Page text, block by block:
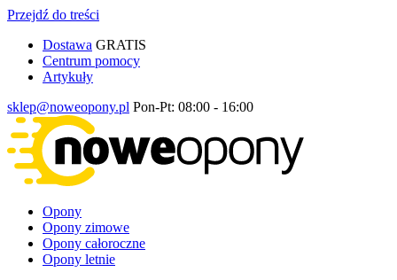
Przejdź do treści
Dostawa GRATIS
Centrum pomocy
Artykuły
sklep@noweopony.pl Pon-Pt: 08:00 - 16:00
Opony
Opony zimowe
Opony całoroczne
Opony letnie